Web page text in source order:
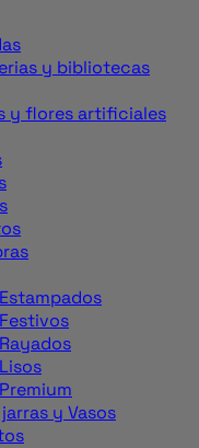
y bibliotecas
y flores artificiales
y Vasos